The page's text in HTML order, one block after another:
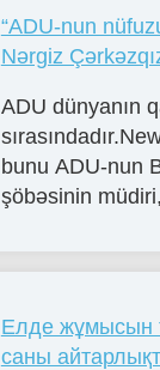
“ADU-nun
Nərgiz
ADU dünyanın
bunu ADU-nun
şöbəsinin
Елде жұмысын
саны